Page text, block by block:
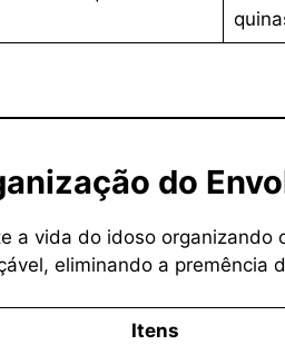
do
a vida do idoso organizando
eliminando a premência
Itens